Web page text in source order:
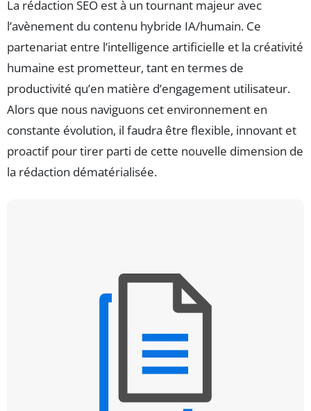
La rédaction SEO est à un tournant majeur avec
l’avènement du contenu hybride IA/humain. Ce
partenariat entre l’intelligence artificielle et la créativité
humaine est prometteur, tant en termes de
productivité qu’en matière d’engagement utilisateur.
Alors que nous naviguons cet environnement en
constante évolution, il faudra être flexible, innovant et
proactif pour tirer parti de cette nouvelle dimension de
la rédaction dématérialisée.